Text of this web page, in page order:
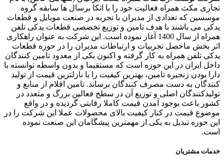
مکث همراه فعالیت خود را با اتکا برسال ها سابقه گروه
که تعدادی از مدیران با تجربه در صنعت موبایل و قطعات
می باشند با هدف تامین و توزیع تخصصی قطعات یدکی تلفن
همراه از سال 1400 آغاز نموده است. این شرکت به عنوان راهکاری
بخش ماحصل تجربیات و ارتباطات مدیران را در حوزه قطعات
تلفن همراه به کار گرفته و اکنون یکی از معدود تامین کنندگان
ایران در این حوزه است که مستقیما و بدون واسطه توانسته با
بودن زنجیره تامین، بهترین کیفیت را با نازلترین قیمت از تولید
به دست مصرف کنندگان برساند. تامین اقلام از منابع و
اصلی و توزیع آن در سطح فعالین بزرگ و متعدد در
باعث بوجود آمدن قیمت کاملا رقابتی گردیده و در واقع
قیمت در کنار کیفیت بالای محصولات عملا این شرکت را در
حوزه تبدیل به یکی از مهمترین پیشگامان این صنعت نموده
مشتریان